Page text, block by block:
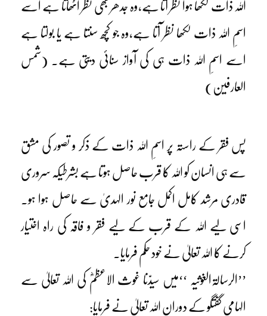
اللہ ذات لکھا ہوا نظر آتا ہے،وہ جدھر بھی نظر اُٹھاتا ہے اُسے
اسمِ اللہ ذات لکھا نظر آتا ہے،وہ جو کچھ سنتا ہے یا بولتا ہے
اسے اسمِ اللہ ذات ہی کی آواز سنائی دیتی ہے۔ (شمس
العارفین)
پس فقر کے راستہ پر اسمِ اللہ ذات کے ذکر و تصور کی مشق
سے ہی انسان کو اللہ کا قرب حاصل ہوتا ہے بشرطیکہ سروری
قادری مرشد کامل اکمل جامع نور الہدیٰ سے حاصل ہوا ہو۔
اسی لیے اللہ کے قرب کے لیے فقر و فاقہ کی راہ اختیار
کرنے کا اللہ تعالیٰ نے خود حکم فرمایا۔
’’الرسالۃالغوثیہ ‘‘میں سیدّنا غوث الاعظمؓ کی اللہ تعالیٰ سے
الہامی گفتگو کے دوران اللہ تعالیٰ نے فرمایا: